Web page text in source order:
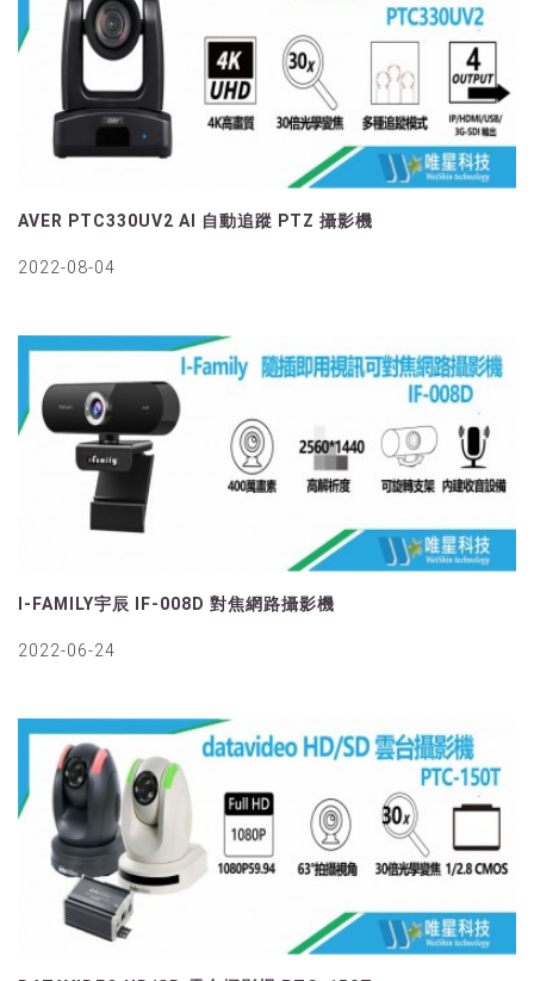
AVER PTC330UV2 AI 自動追蹤 PTZ 攝影機
2022-08-04
I-FAMILY宇辰 IF-008D 對焦網路攝影機
2022-06-24